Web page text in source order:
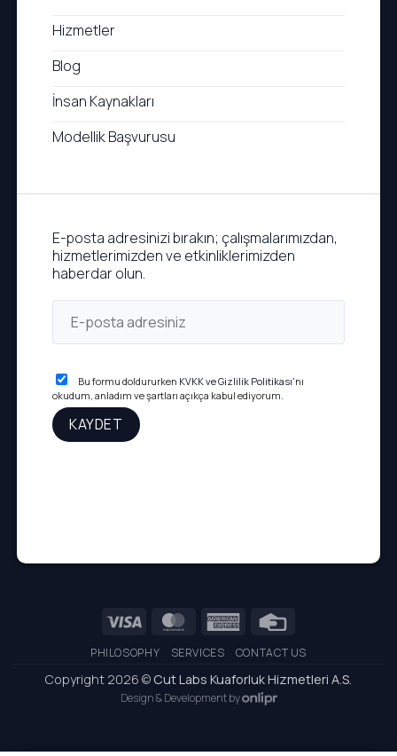
Hizmetler
Blog
İnsan Kaynakları
Modellik Başvurusu
E-posta adresinizi bırakın; çalışmalarımızdan,
hizmetlerimizden ve etkinliklerimizden
haberdar olun.
Bu formu doldururken KVKK ve Gizlilik Politikası'nı
okudum, anladım ve şartları açıkça kabul ediyorum.
Visa MasterCardAmerican
PHILOSOPHY SERVICES CONTACT US
Copyright 2026 © Cut Labs Kuaforluk Hizmetleri A.S.
Design & Development by